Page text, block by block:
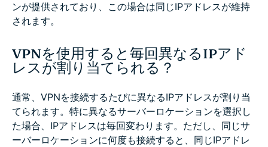
ンが提供されており、この場合は同じIPアドレスが維持
されます。
VPNを使用すると毎回異なるIPアド
レスが割り当てられる？
通常、VPNを接続するたびに異なるIPアドレスが割り当
てられます。特に異なるサーバーロケーションを選択し
た場合、IPアドレスは毎回変わります。ただし、同じサ
ーバーロケーションに何度も接続すると、同じIPアドレ